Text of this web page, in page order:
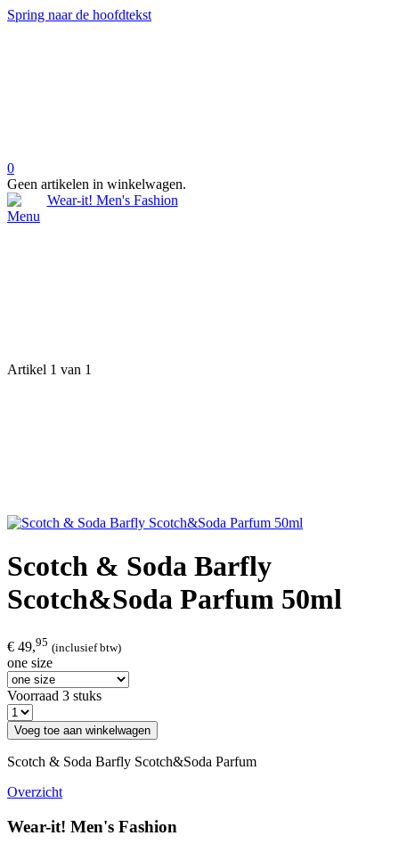
Spring naar de hoofdtekst
0
Geen artikelen in winkelwagen.
Menu
Artikel 1 van 1
Scotch & Soda Barfly
Scotch&Soda Parfum 50ml
€ 49,95 (inclusief btw)
one size
Voorraad 3 stuks
Voeg toe aan winkelwagen
Scotch & Soda Barfly Scotch&Soda Parfum
Overzicht
Wear-it! Men's Fashion